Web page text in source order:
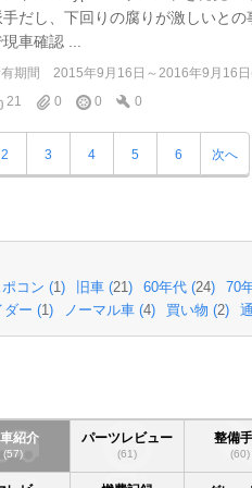
手だし、下回りの腐りが激しいとの
車確認 ...
期間
2015年9月16日～2016年9月16
21
0 0 0
2 3 4 5 6 次へ
コン (1 ) 旧車 (21 ) 60年代 (24) 70
ダー (1 ) ノーマル車 (4) 買い物 (2)
紹介
(57)
パーツレビュー
(61)
整備
(60)